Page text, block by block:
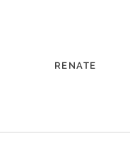
RENATE